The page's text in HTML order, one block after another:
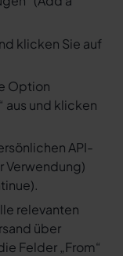
klicken Sie auf
Option
aus und klicken
API-
Verwendung)
relevanten
über
Felder „From“